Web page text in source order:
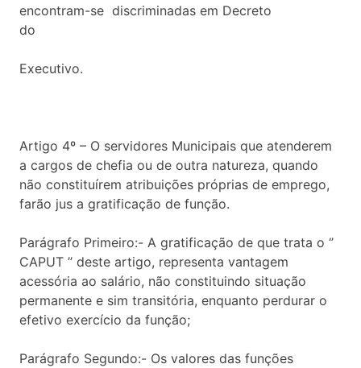
encontram-se discriminadas em Decreto
do
Executivo.
Artigo 4º – O servidores Municipais que atenderem
a cargos de chefia ou de outra natureza, quando
não constituírem atribuições próprias de emprego,
farão jus a gratificação de função.
Parágrafo Primeiro:- A gratificação de que trata o ‘’
CAPUT ’’ deste artigo, representa vantagem
acessória ao salário, não constituindo situação
permanente e sim transitória, enquanto perdurar o
efetivo exercício da função;
Parágrafo Segundo:- Os valores das funções